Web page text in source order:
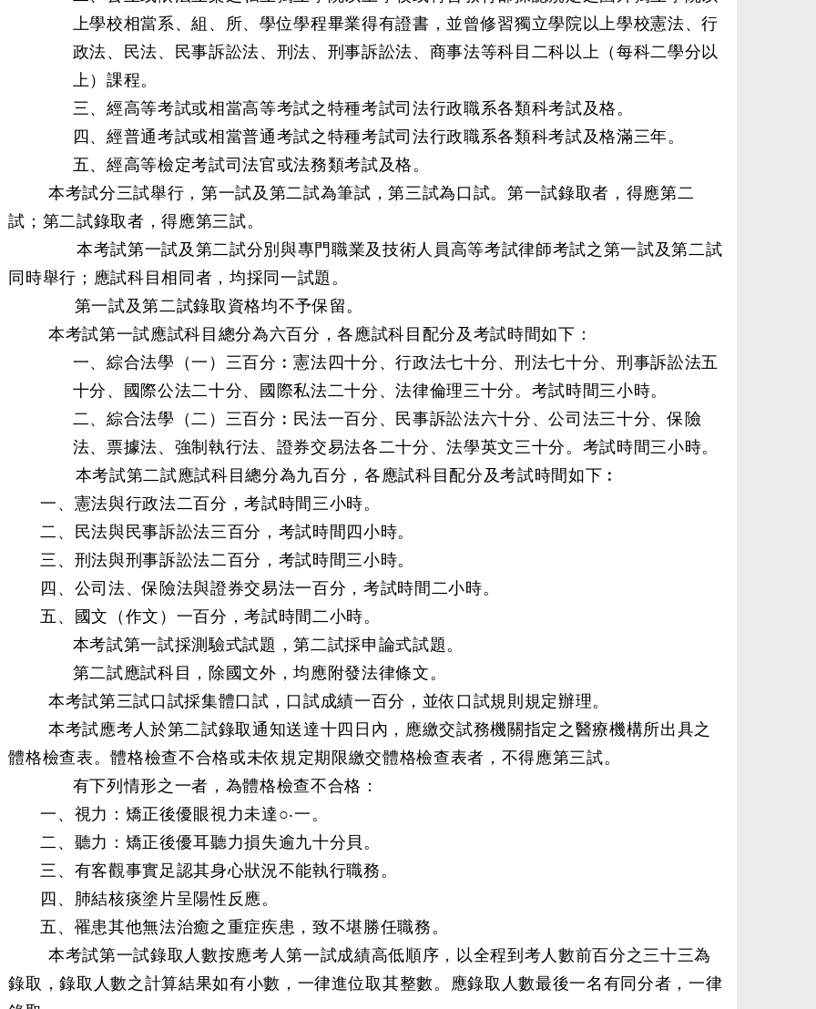
上學校相當系、組、所、學位學程畢業得有證書，並曾修習獨立學院以上學校憲法、行
政法、民法、民事訴訟法、刑法、刑事訴訟法、商事法等科目二科以上（每科二學分以
上）課程。
三、經高等考試或相當高等考試之特種考試司法行政職系各類科考試及格。
四、經普通考試或相當普通考試之特種考試司法行政職系各類科考試及格滿三年。
五、經高等檢定考試司法官或法務類考試及格。
試分三試舉行，第一試及第二試為筆試，第三試為口試。第一試錄取者，得應第二
試；第二試錄取者，得應第三試。
本考試第一試及第二試分別與專門職業及技術人員高等考試律師考試之第一試及第二試
同時舉行；應試科目相同者，均採同一試題。
第一試及第二試錄取資格均不予保留。
試第一試應試科目總分為六百分，各應試科目配分及考試時間如下：
一、綜合法學（一）三百分︰憲法四十分、行政法七十分、刑法七十分、刑事訴訟法五
十分、國際公法二十分、國際私法二十分、法律倫理三十分。考試時間三小時。
二、綜合法學（二）三百分︰民法一百分、民事訴訟法六十分、公司法三十分、保險
法、票據法、強制執行法、證券交易法各二十分、法學英文三十分。考試時間三小時。
本考試第二試應試科目總分為九百分，各應試科目配分及考試時間如下︰
一、憲法與行政法二百分，考試時間三小時。
二、民法與民事訴訟法三百分，考試時間四小時。
三、刑法與刑事訴訟法二百分，考試時間三小時。
四、公司法、保險法與證券交易法一百分，考試時間二小時。
五、國文（作文）一百分，考試時間二小時。
本考試第一試採測驗式試題，第二試採申論式試題。
第二試應試科目，除國文外，均應附發法律條文。
試第三試口試採集體口試，口試成績一百分，並依口試規則規定辦理。
試應考人於第二試錄取通知送達十四日內，應繳交試務機關指定之醫療機構所出具之
體格檢查表。體格檢查不合格或未依規定期限繳交體格檢查表者，不得應第三試。
有下列情形之一者，為體格檢查不合格：
一、視力：矯正後優眼視力未達○‧一。
二、聽力：矯正後優耳聽力損失逾九十分貝。
三、有客觀事實足認其身心狀況不能執行職務。
四、肺結核痰塗片呈陽性反應。
五、罹患其他無法治癒之重症疾患，致不堪勝任職務。
試第一試錄取人數按應考人第一試成績高低順序，以全程到考人數前百分之三十三為
錄取，錄取人數之計算結果如有小數，一律進位取其整數。應錄取人數最後一名有同分者，一律